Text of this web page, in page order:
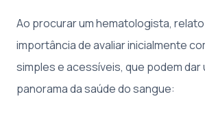
Ao procurar um hematologista,
importância de avaliar inicialmente
simples e acessíveis, que podem dar
panorama da saúde do sangue: